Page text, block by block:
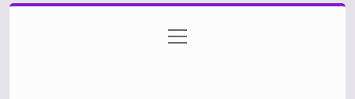
Gizlilik Politikası
menüyü
aç